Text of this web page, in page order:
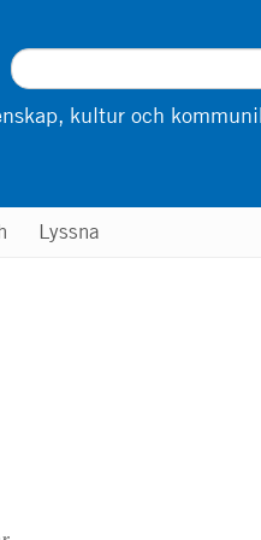
kultur och
Lyssna